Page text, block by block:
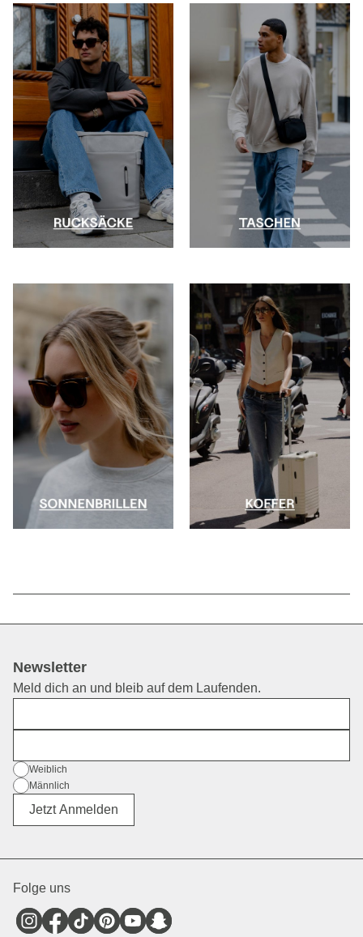
Newsletter
Meld dich an und bleib auf dem Laufenden.
Geschlecht
Weiblich
Männlich
Divers
Jetzt Anmelden
Folge uns